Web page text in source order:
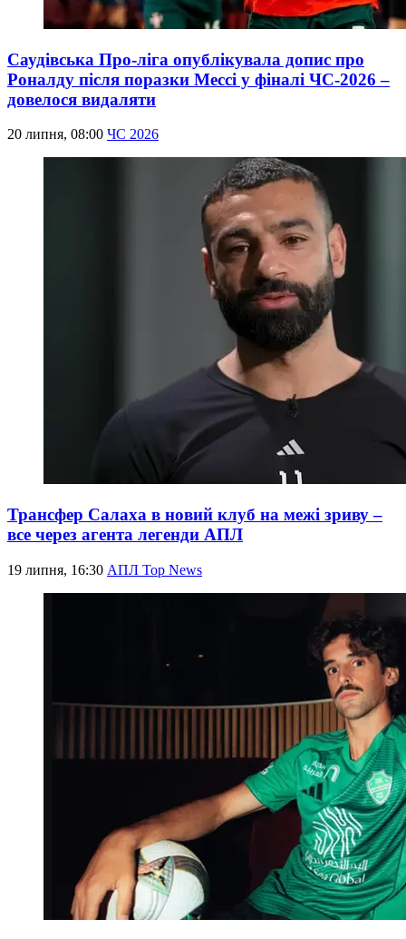
Саудівська Про-ліга опублікувала допис про
Роналду після поразки Мессі у фіналі ЧС-2026 –
довелося видаляти
20 липня, 08:00 ЧС 2026
Трансфер Салаха в новий клуб на межі зриву –
все через агента легенди АПЛ
19 липня, 16:30 АПЛ Top News